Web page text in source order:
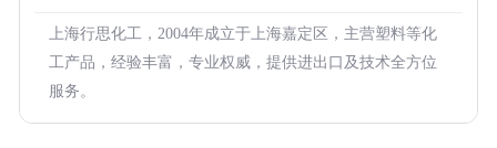
上海行思化工，2004年成立于上海嘉定区，主营塑料等化
工产品，经验丰富，专业权威，提供进出口及技术全方位
服务。